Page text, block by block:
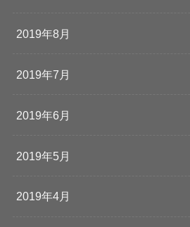
2019年8月
2019年7月
2019年6月
2019年5月
2019年4月